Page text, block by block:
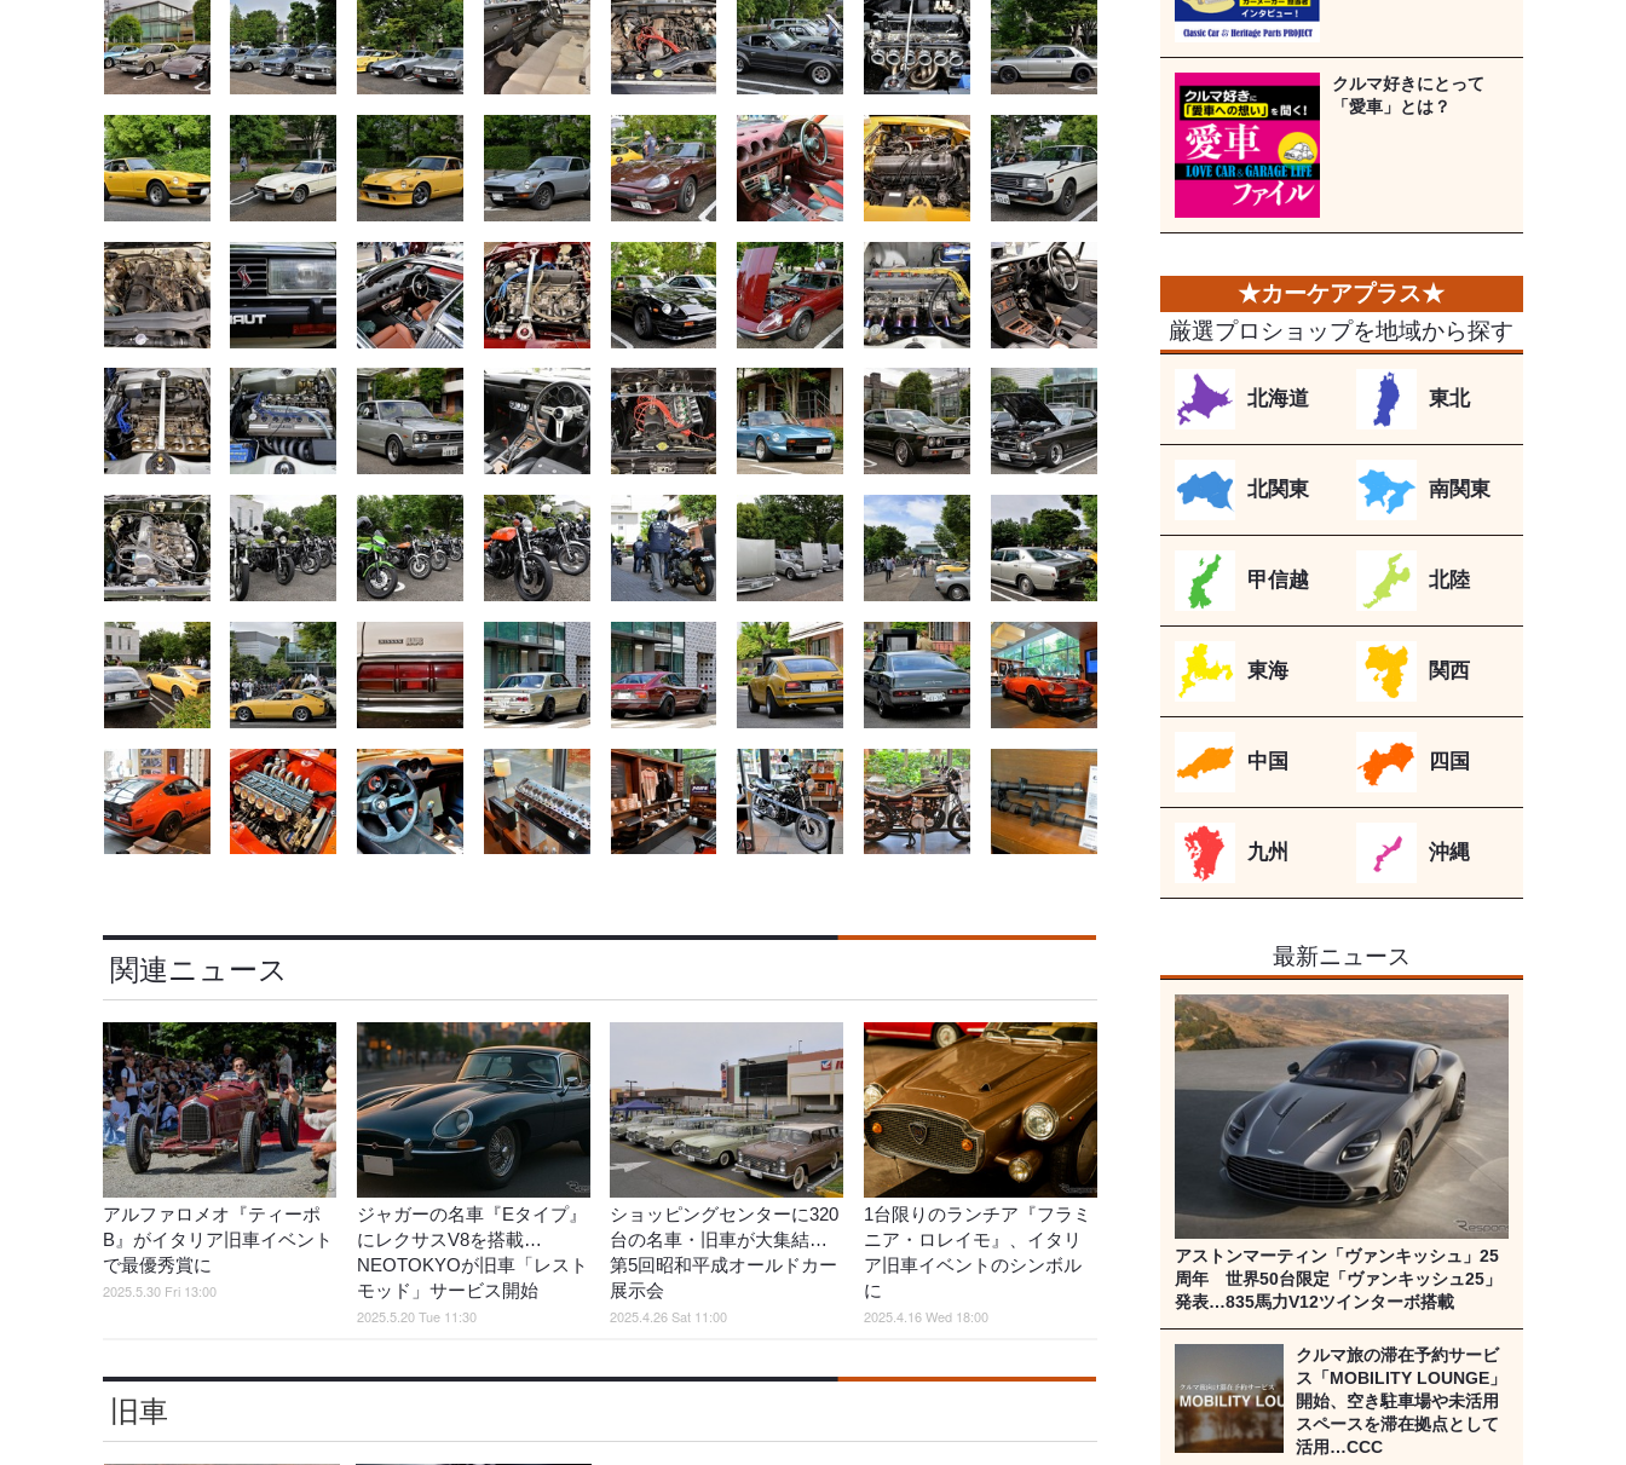
関連ニュース
アルファロメオ『ティーポ
B』がイタリア旧車イベント
で最優秀賞に
2025.5.30 Fri 13:00
ジャガーの名車『Eタイプ』
にレクサスV8を搭載…
NEOTOKYOが旧車「レスト
モッド」サービス開始
2025.5.20 Tue 11:30
ショッピングセンターに320
台の名車・旧車が大集結…
第5回昭和平成オールドカー
展示会
2025.4.26 Sat 11:00
1台限りのランチア『フラミ
ニア・ロレイモ』、イタリ
ア旧車イベントのシンボル
に
2025.4.16 Wed 18:00
旧車
クルマ好きにとって
「愛車」とは？
厳選プロショップを地域から探す
北海道 東北
北関東 南関東
甲信越 北陸
東海 関西
中国 四国
九州 沖縄
最新ニュース
アストンマーティン「ヴァンキッシュ」25
周年 世界50台限定「ヴァンキッシュ25」
発表…835馬力V12ツインターボ搭載
クルマ旅の滞在予約サービ
ス「MOBILITY LOUNGE」
開始、空き駐車場や未活用
スペースを滞在拠点として
活用…CCC